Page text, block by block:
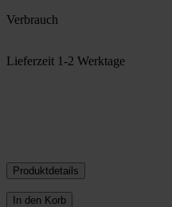
Verbrauch
Lieferzeit 1-2 Werktage
Produktdetails
In den Korb